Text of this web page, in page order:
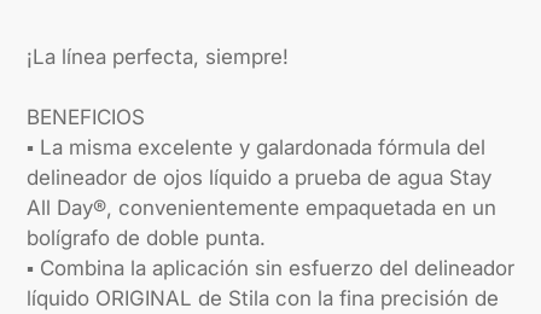
el
a
tu
carrito
¡La línea perfecta, siempre!
BENEFICIOS
▪ La misma excelente y galardonada fórmula del
delineador de ojos líquido a prueba de agua Stay
All Day®, convenientemente empaquetada en un
bolígrafo de doble punta.
▪ Combina la aplicación sin esfuerzo del delineador
líquido ORIGINAL de Stila con la fina precisión de